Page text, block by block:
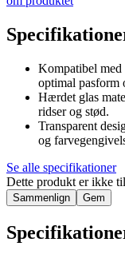
Kompatibel med
optimal pasform
Hærdet glas
ridser og stød.
Transparent
og
Se alle specifikationer
Dette produkt er ikke
Sammenlign Gem